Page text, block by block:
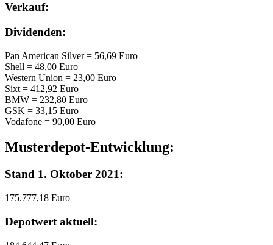
Verkauf:
Dividenden:
Pan American Silver = 56,69 Euro
Shell = 48,00 Euro
Western Union = 23,00 Euro
Sixt = 412,92 Euro
BMW = 232,80 Euro
GSK = 33,15 Euro
Vodafone = 90,00 Euro
Musterdepot-Entwicklung:
Stand 1. Oktober 2021:
175.777,18 Euro
Depotwert aktuell: